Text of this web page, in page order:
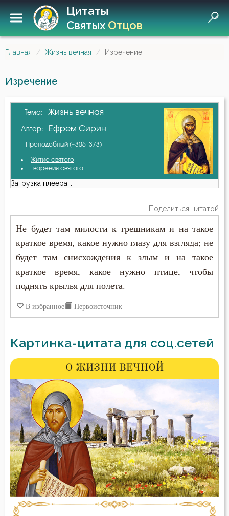
Цитаты
СвятыхОтцов
Главная Жизнь вечная Изречение
Изречение
Тема: Жизнь вечная
Автор: Ефрем Сирин
Преподобный (~306–373)
Житие святого
Творения святого
Загрузка плеера...
Поделиться цитатой
Не будет там милости к грешникам и на такое
краткое время, какое нужно глазу для взгляда; не
будет там снисхождения к злым и на такое
краткое время, какое нужно птице, чтобы
поднять крылья для полета.
В избранное Первоисточник
Картинка-цитата для соц.сетей